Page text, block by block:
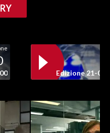
Edizione 21-05-